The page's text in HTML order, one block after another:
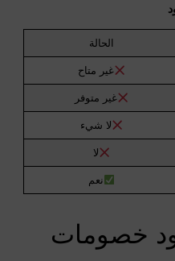
الحالة
غير متاح
غير متوفر
لا شيء
لا
نعم
خصومات